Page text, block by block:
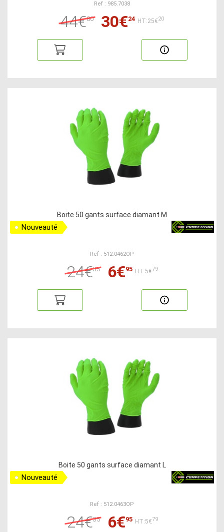
Ref : 985.7038
44€80 30€24 HT:25€20
Boite 50 gants surface diamant M
Nouveauté
Ref : 512.0462OP
24€35 6€95 HT:5€79
Boite 50 gants surface diamant L
Nouveauté
Ref : 512.0463OP
24€35 6€95 HT:5€79